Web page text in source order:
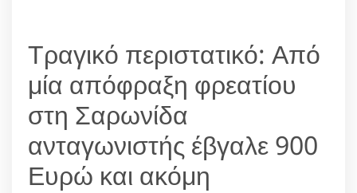
Τραγικό περιστατικό: Από
μία απόφραξη φρεατίου
στη Σαρωνίδα
ανταγωνιστής έβγαλε 900
Ευρώ και ακόμη